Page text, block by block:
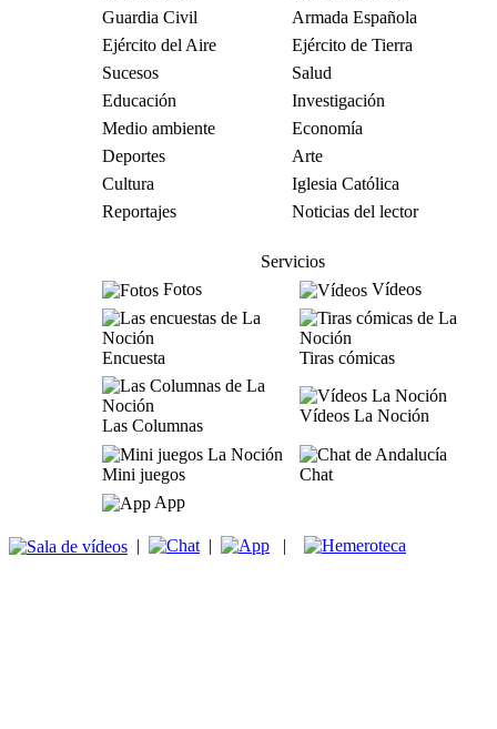
Guardia Civil
Armada Española
Ejército del Aire
Ejército de Tierra
Sucesos
Salud
Educación
Investigación
Medio ambiente
Economía
Deportes
Arte
Cultura
Iglesia Católica
Reportajes
Noticias del lector
Servicios
Fotos
Vídeos
Encuesta Tiras cómicas
Las Columnas
Vídeos La Noción
Mini juegos
Chat
App
| | |